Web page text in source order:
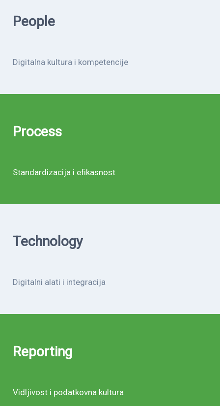
People
Digitalna kultura i kompetencije
Process
Standardizacija i efikasnost
Technology
Digitalni alati i integracija
Reporting
Vidljivost i podatkovna kultura